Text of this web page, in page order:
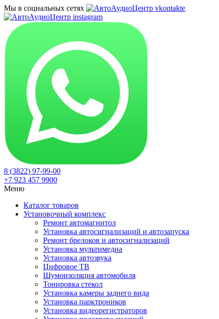
Мы в социальных сетях
8 (3822) 97-99-00
+7 923 457 9900
Меню
Каталог товаров
Установочный комплекс
Ремонт автомагнитол
Установка автосигнализаций и автозапуска
Ремонт брелоков и автосигнализаций
Установка мультимедиа
Установка автозвука
Цифровое ТВ
Шумоизоляция автомобиля
Тонировка стекол
Установка камеры заднего вида
Установка парктроников
Установка видеорегистраторов